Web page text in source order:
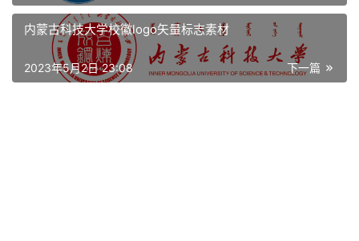
材
竞
内蒙古科技大学校徽logo矢量标志素材
下一篇
2023年5月2日 23:08